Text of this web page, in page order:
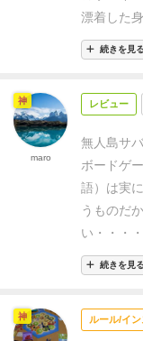
漂着した
テムをク
との目標
映画撮影
レイスメ
ースマネ
ブとして
理、食料
やらなけ
ンド何か
選択を行
つ配置す
続きを見る
レビュー
無人島サ
ボードゲー
語）は実
うものだ
い・・・・
ドゲーム
うことに
き残りを
続きを見る
神
maro
ルール/イン
神